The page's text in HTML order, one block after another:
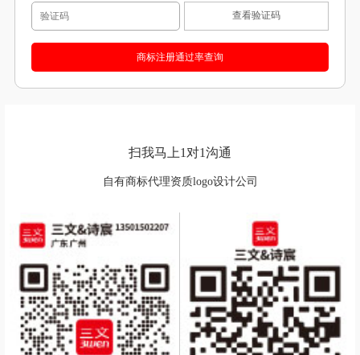
查看验证码
扫我马上1对1沟通
自有商标代理资质logo设计公司